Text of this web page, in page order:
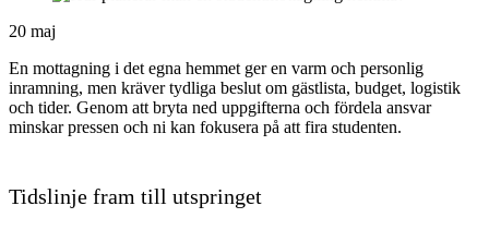
20 maj
En mottagning i det egna hemmet ger en varm och personlig
inramning, men kräver tydliga beslut om gästlista, budget, logistik
och tider. Genom att bryta ned uppgifterna och fördela ansvar
minskar pressen och ni kan fokusera på att fira studenten.
Tidslinje fram till utspringet